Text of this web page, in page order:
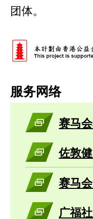
团体。
服务网络
赛马
佐敦
赛马
广福